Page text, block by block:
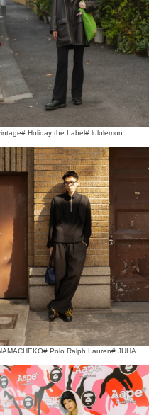
# Holiday the Label# lululemon
# Polo Ralph Lauren# JUHA